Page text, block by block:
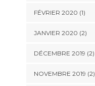
FÉVRIER 2020 (1)
JANVIER 2020 (2)
DÉCEMBRE 2019 (2)
NOVEMBRE 2019 (2)